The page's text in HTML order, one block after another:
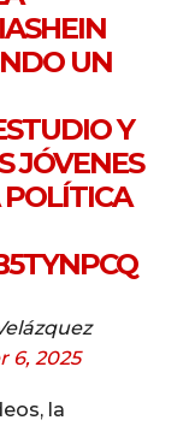
UN
Y
JÓVENES
6, 2025
la